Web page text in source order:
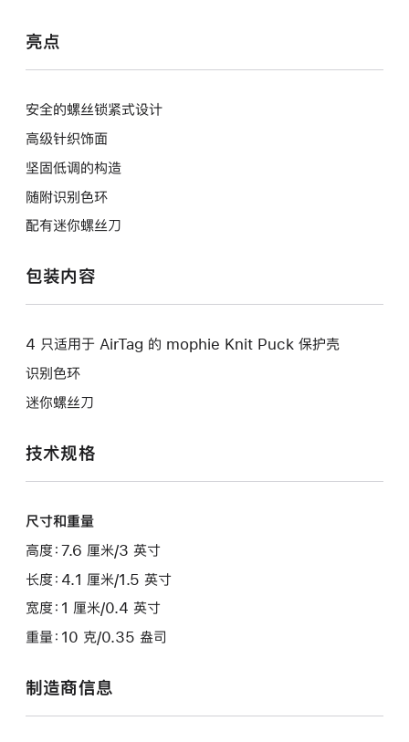
亮点
安全的螺丝锁紧式设计
高级针织饰面
坚固低调的构造
随附识别色环
配有迷你螺丝刀
包装内容
4 只适用于 AirTag 的 mophie Knit Puck 保护壳
识别色环
迷你螺丝刀
技术规格
尺寸和重量
高度：7.6 厘米/3 英寸
长度：4.1 厘米/1.5 英寸
宽度：1 厘米/0.4 英寸
重量：10 克/0.35 盎司
制造商信息